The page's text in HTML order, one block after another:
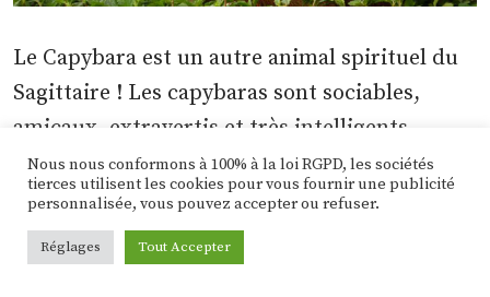
Le Capybara est un autre animal spirituel du
Sagittaire ! Les capybaras sont sociables,
amicaux, extravertis et très intelligents,
comme la personnalité générale et le
caractère du Sagittaire. Le Capybara est un
animal spirituel qui symbolise profondément
la sagesse et peut vous donner un coup de
Nous nous conformons à 100% à la loi RGPD, les sociétés
tierces utilisent les cookies pour vous fournir une publicité
personnalisée, vous pouvez accepter ou refuser.
Réglages Tout Accepter